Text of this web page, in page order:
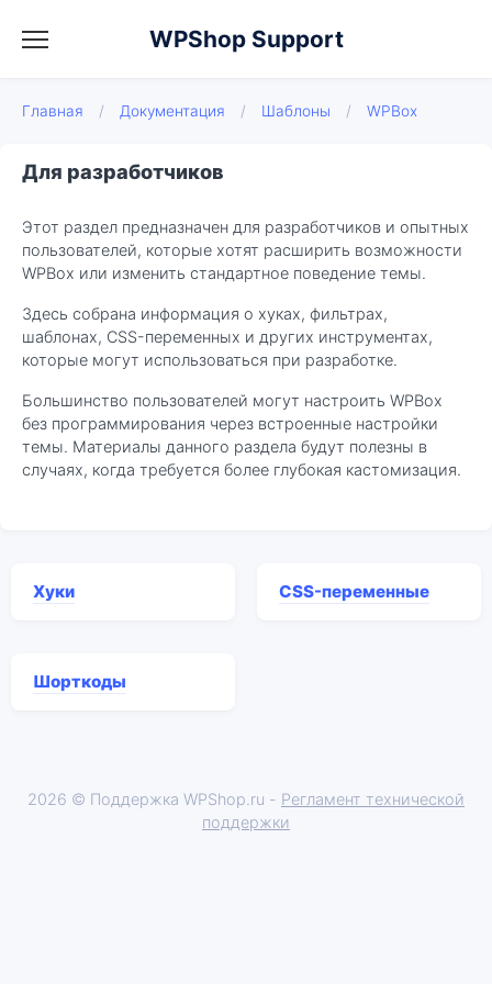
WPShop Support
Главная / Документация / Шаблоны / WPBox
Для разработчиков
Этот раздел предназначен для разработчиков и опытных
пользователей, которые хотят расширить возможности
WPBox или изменить стандартное поведение темы.
Здесь собрана информация о хуках, фильтрах,
шаблонах, CSS-переменных и других инструментах,
которые могут использоваться при разработке.
Большинство пользователей могут настроить WPBox
без программирования через встроенные настройки
темы. Материалы данного раздела будут полезны в
случаях, когда требуется более глубокая кастомизация.
Хуки CSS-переменные
Шорткоды
2026 © Поддержка WPShop.ru - Регламент технической
поддержки